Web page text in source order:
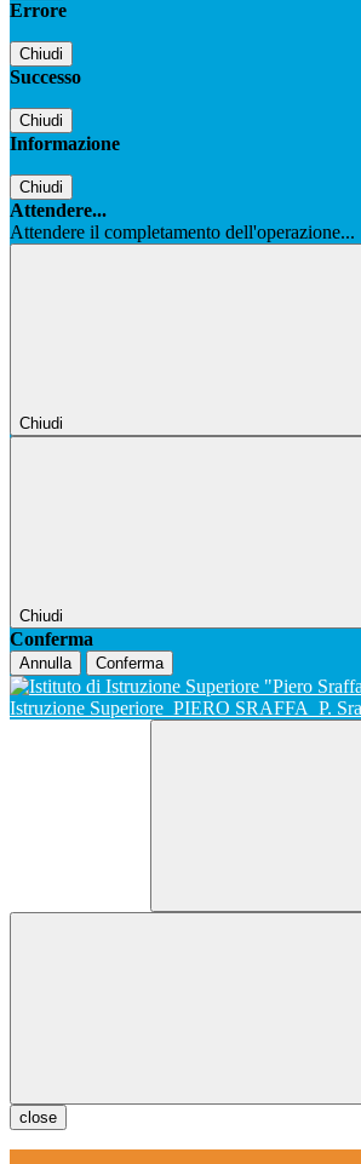
Errore
Chiudi
Successo
Chiudi
Informazione
Chiudi
Attendere...
Attendere il completamento dell'operazione...
Chiudi
Chiudi
Conferma
Annulla Conferma
Istruzione Superiore PIERO SRAFFA P.
close